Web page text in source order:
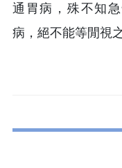
通胃病，殊不知
病，絕不能等閒視